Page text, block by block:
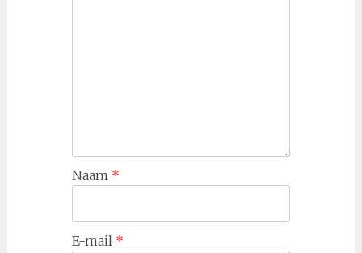
Naam *
E-mail *